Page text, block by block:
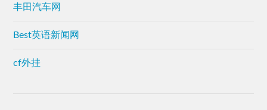
丰田汽车网
Best英语新闻网
cf外挂